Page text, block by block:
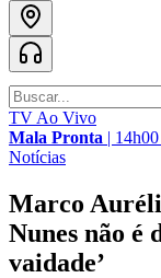
TV Ao Vivo
Mala Pronta |
Notícias
Marco
Nunes não é
vaidade’